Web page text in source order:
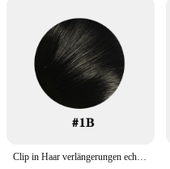
Clip in Haar verlängerungen echtes menschliches Haar gerade Clip ins remy menschliches Haar unsichtbare natürliche gerade nahtlose Clip auf menschlichem Haar